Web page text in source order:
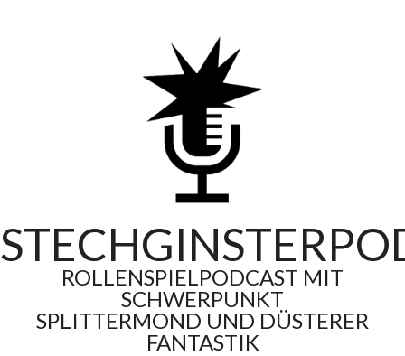
ROLLENSPIELPODCAST MIT
SCHWERPUNKT
SPLITTERMOND UND DÜSTERER
FANTASTIK